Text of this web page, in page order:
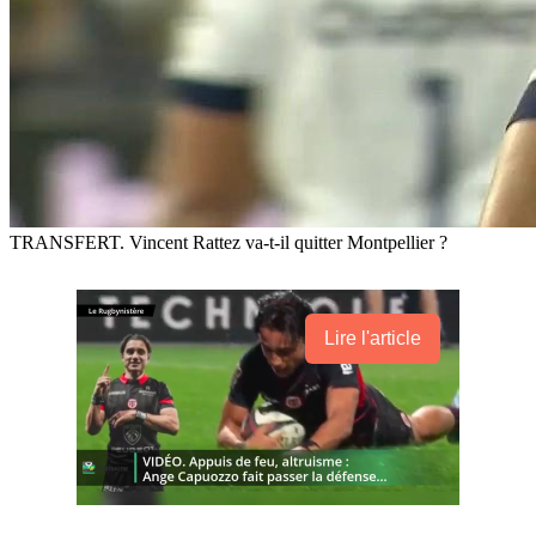
TRANSFERT. Vincent Rattez va-t-il quitter Montpellier ?
Lire l'article